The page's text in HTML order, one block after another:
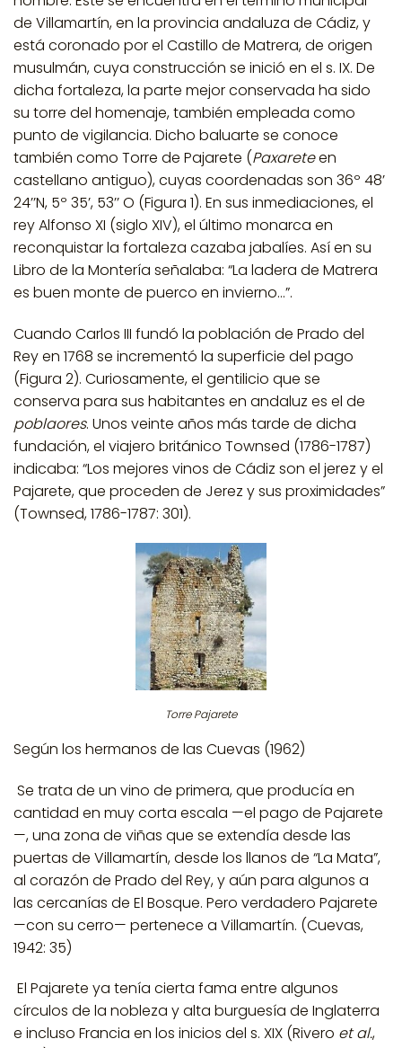
de Villamartín, en la provincia andaluza de Cádiz, y
está coronado por el Castillo de Matrera, de origen
musulmán, cuya construcción se inició en el s. IX. De
dicha fortaleza, la parte mejor conservada ha sido
su torre del homenaje, también empleada como
punto de vigilancia. Dicho baluarte se conoce
también como Torre de Pajarete (Paxareteen
castellano antiguo), cuyas coordenadas son 36º 48’
24’’N, 5º 35’, 53’’ O (Figura 1). En sus inmediaciones, el
rey Alfonso XI (siglo XIV), el último monarca en
reconquistar la fortaleza cazaba jabalíes. Así en su
Libro de la Montería señalaba: “La ladera de Matrera
es buen monte de puerco en invierno…”.
Cuando Carlos III fundó la población de Prado del
Rey en 1768 se incrementó la superficie del pago
(Figura 2). Curiosamente, el gentilicio que se
conserva para sus habitantes en andaluz es el de
poblaores. Unos veinte años más tarde de dicha
fundación, el viajero británico Townsed (1786-1787)
indicaba: “Los mejores vinos de Cádiz son el jerez y el
Pajarete, que proceden de Jerez y sus proximidades”
(Townsed, 1786-1787: 301).
Torre Pajarete
Según los hermanos de las Cuevas (1962)
Se trata de un vino de primera, que producía en
cantidad en muy corta escala —el pago de Pajarete
—, una zona de viñas que se extendía desde las
puertas de Villamartín, desde los llanos de “La Mata”,
al corazón de Prado del Rey, y aún para algunos a
las cercanías de El Bosque. Pero verdadero Pajarete
—con su cerro— pertenece a Villamartín. (Cuevas,
1942: 35)
El Pajarete ya tenía cierta fama entre algunos
círculos de la nobleza y alta burguesía de Inglaterra
e incluso Francia en los inicios del s. XIX (Rivero et al.,